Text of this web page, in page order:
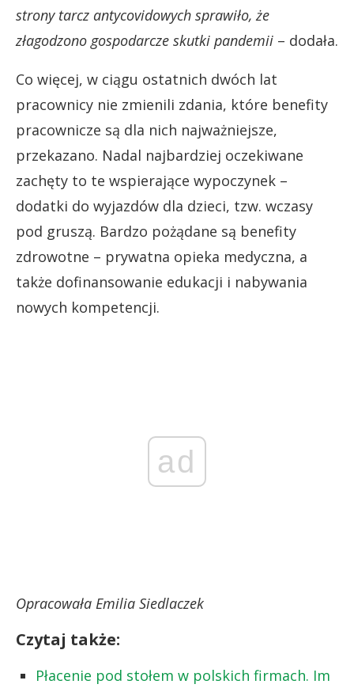
strony tarcz antycovidowych sprawiło, że
złagodzono gospodarcze skutki pandemii – dodała.
Co więcej, w ciągu ostatnich dwóch lat
pracownicy nie zmienili zdania, które benefity
pracownicze są dla nich najważniejsze,
przekazano. Nadal najbardziej oczekiwane
zachęty to te wspierające wypoczynek –
dodatki do wyjazdów dla dzieci, tzw. wczasy
pod gruszą. Bardzo pożądane są benefity
zdrowotne – prywatna opieka medyczna, a
także dofinansowanie edukacji i nabywania
nowych kompetencji.
ad
Opracowała Emilia Siedlaczek
Czytaj także:
Płacenie pod stołem w polskich firmach. Im